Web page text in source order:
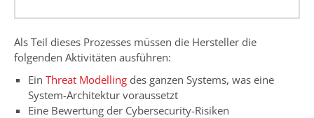
Als Teil dieses Prozesses müssen die Hersteller die
folgenden Aktivitäten ausführen:
Ein Threat Modelling des ganzen Systems, was eine
System-Architektur voraussetzt
Eine Bewertung der Cybersecurity-Risiken